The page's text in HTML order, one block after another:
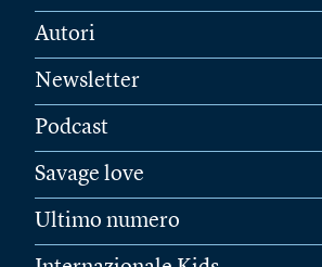
Autori
Newsletter
Podcast
Savage love
Ultimo numero